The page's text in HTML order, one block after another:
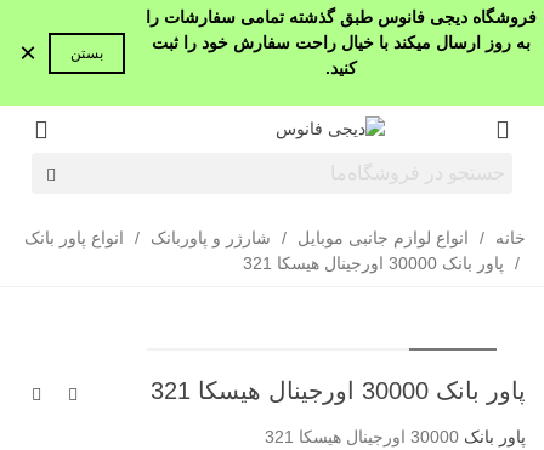
فروشگاه دیجی فانوس طبق گذشته تمامی سفارشات را
به روز ارسال میکند با خیال راحت سفارش خود را ثبت
کنید.
بستن ×
خانه / انواع لوازم جانبی موبایل / شارژر و پاوربانک /
انواع پاور بانک
/
پاور بانک 30000 اورجینال هیسکا 321
پاور بانک 30000 اورجینال هیسکا 321
پاور بانک